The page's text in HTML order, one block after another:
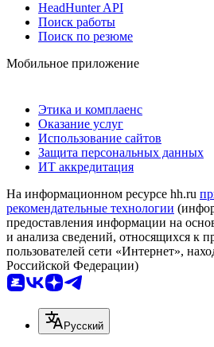
HeadHunter API
Поиск работы
Поиск по резюме
Мобильное приложение
Этика и комплаенс
Оказание услуг
Использование сайтов
Защита персональных данных
ИТ аккредитация
На информационном ресурсе hh.ru
рекомендательные технологии
предоставления информации на
и анализа сведений, относящихся к
пользователей сети «Интернет»,
Российской Федерации)
Русский